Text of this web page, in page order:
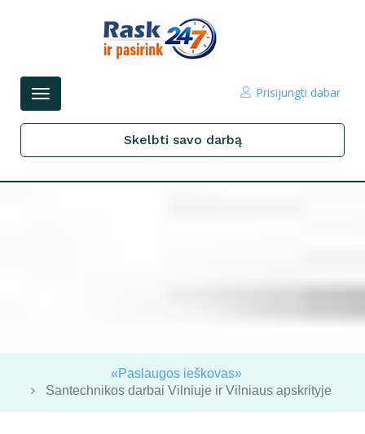
Perjungti
Prisijungti dabar
Skelbti savo darbą
«Paslaugos ieškovas»
Santechnikos darbai Vilniuje ir Vilniaus apskrityje